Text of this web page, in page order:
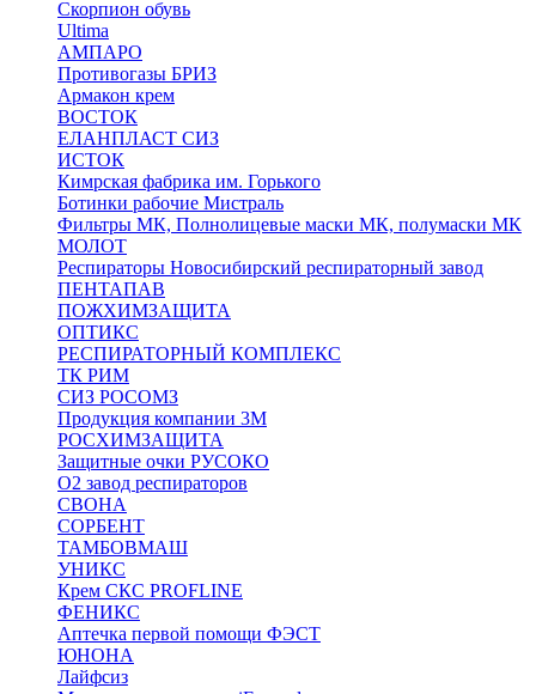
Скорпион обувь
Ultima
АМПАРО
Противогазы БРИЗ
Армакон крем
ВОСТОК
ЕЛАНПЛАСТ СИЗ
ИСТОК
Кимрская фабрика им. Горького
Ботинки рабочие Мистраль
Фильтры МК, Полнолицевые маски МК, полумаски МК
МОЛОТ
Респираторы Новосибирский респираторный завод
ПЕНТАПАВ
ПОЖХИМЗАЩИТА
ОПТИКС
РЕСПИРАТОРНЫЙ КОМПЛЕКС
ТК РИМ
СИЗ РОСОМЗ
Продукция компании 3M
РОСХИМЗАЩИТА
Защитные очки РУСОКО
О2 завод респираторов
СВОНА
СОРБЕНТ
ТАМБОВМАШ
УНИКС
Крем СКС PROFLINE
ФЕНИКС
Аптечка первой помощи ФЭСТ
ЮНОНА
Лайфсиз